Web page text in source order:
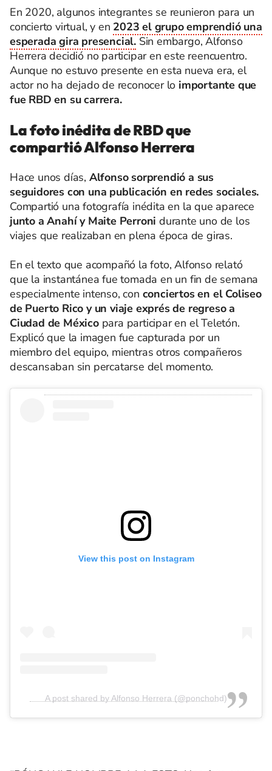
En 2020, algunos integrantes se reunieron para un
concierto virtual, y en 2023 el grupo emprendió una
esperada gira presencial. Sin embargo, Alfonso
Herrera decidió no participar en este reencuentro.
Aunque no estuvo presente en esta nueva era, el
actor no ha dejado de reconocer lo importante que
fue RBD en su carrera.
La foto inédita de RBD que
compartió Alfonso Herrera
Hace unos días, Alfonso sorprendió a sus
seguidores con una publicación en redes sociales.
Compartió una fotografía inédita en la que aparece
junto a Anahí y Maite Perronidurante uno de los
viajes que realizaban en plena época de giras.
En el texto que acompañó la foto, Alfonso relató
que la instantánea fue tomada en un fin de semana
especialmente intenso, con conciertos en el Coliseo
de Puerto Rico y un viaje exprés de regreso a
Ciudad de Méxicopara participar en el Teletón.
Explicó que la imagen fue capturada por un
miembro del equipo, mientras otros compañeros
descansaban sin percatarse del momento.
View this post on Instagram
A post shared by Alfonso Herrera (@ponchohd)